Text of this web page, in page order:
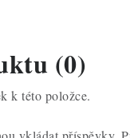
(0)
k této položce.